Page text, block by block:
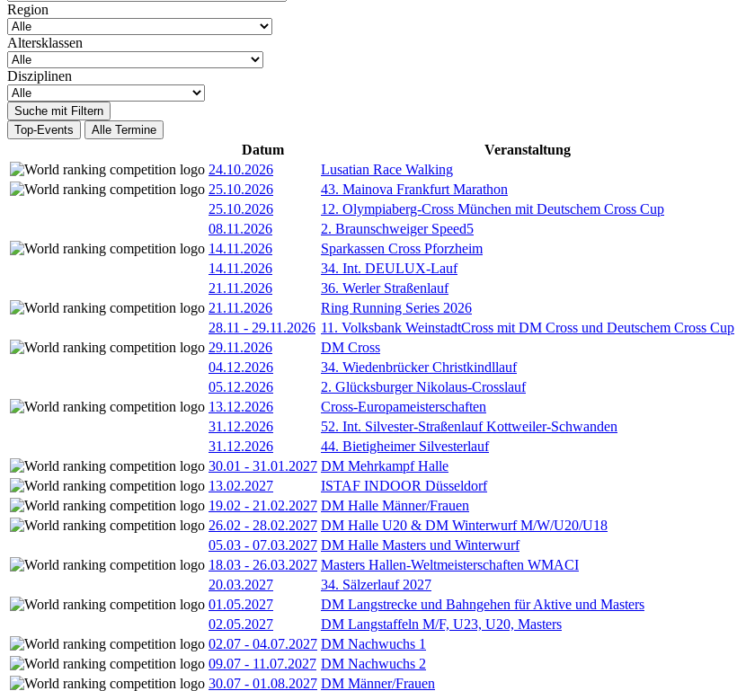
Region
Altersklassen
Disziplinen
Suche mit Filtern
Top-Events
Alle Termine
Datum Veranstaltung
24.10.2026
Lusatian Race Walking
25.10.2026
43. Mainova Frankfurt Marathon
25.10.2026
12. Olympiaberg-Cross München mit Deutschem Cross Cup
08.11.2026
2. Braunschweiger Speed5
14.11.2026
Sparkassen Cross Pforzheim
14.11.2026
34. Int. DEULUX-Lauf
21.11.2026
36. Werler Straßenlauf
21.11.2026
Ring Running Series 2026
28.11 - 29.11.2026 11. Volksbank WeinstadtCross mit DM Cross und Deutschem Cross Cup
29.11.2026
DM Cross
04.12.2026
34. Wiedenbrücker Christkindllauf
05.12.2026
2. Glücksburger Nikolaus-Crosslauf
13.12.2026
Cross-Europameisterschaften
31.12.2026
52. Int. Silvester-Straßenlauf Kottweiler-Schwanden
31.12.2026
44. Bietigheimer Silvesterlauf
30.01 - 31.01.2027 DM Mehrkampf Halle
13.02.2027
ISTAF INDOOR Düsseldorf
19.02 - 21.02.2027 DM Halle Männer/Frauen
26.02 - 28.02.2027 DM Halle U20 & DM Winterwurf M/W/U20/U18
05.03 - 07.03.2027 DM Halle Masters und Winterwurf
18.03 - 26.03.2027 Masters Hallen-Weltmeisterschaften WMACI
20.03.2027
34. Sälzerlauf 2027
01.05.2027
DM Langstrecke und Bahngehen für Aktive und Masters
02.05.2027
DM Langstaffeln M/F, U23, U20, Masters
02.07 - 04.07.2027 DM Nachwuchs 1
09.07 - 11.07.2027 DM Nachwuchs 2
30.07 - 01.08.2027 DM Männer/Frauen